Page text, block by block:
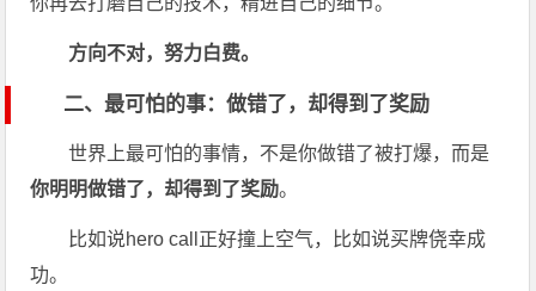
方向不对，努力白费。
二、最可怕的事：做错了，却得到了奖励
世界上最可怕的事情，不是你做错了被打爆，而是
你明明做错了，却得到了奖励。
比如说hero call正好撞上空气，比如说买牌侥幸成
功。